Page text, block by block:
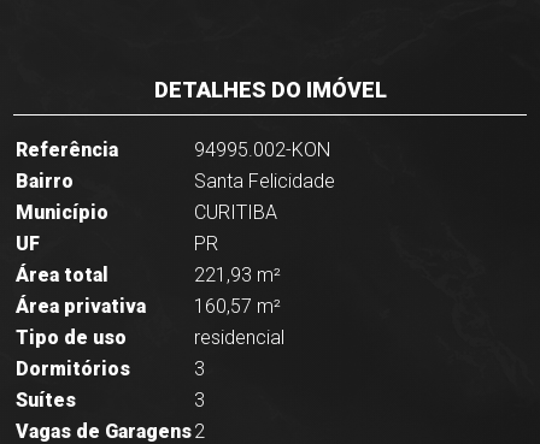
DETALHES DO IMÓVEL
Referência
94995.002-KON
Bairro
Santa Felicidade
Município
CURITIBA
UF
PR
Área total
221,93 m²
Área privativa
160,57 m²
Tipo de uso
residencial
Dormitórios
3
Suítes
3
Vagas de Garagens2